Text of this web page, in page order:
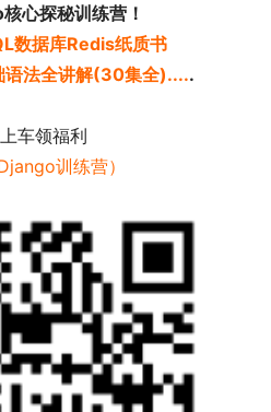
心探秘训练营！
数据库Redis纸质书
语法全讲解(30集全).....
车领福利
训练营）